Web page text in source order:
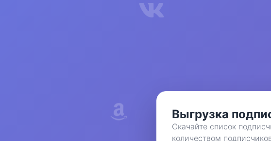
Выгрузка
Скачайте список
количеством